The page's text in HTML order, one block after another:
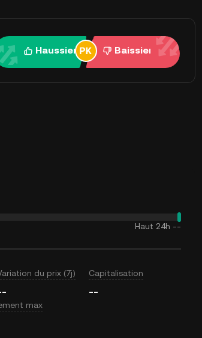
Haussier Baissier
Haut 24h --
du prix (7j) Capitalisation
--
max